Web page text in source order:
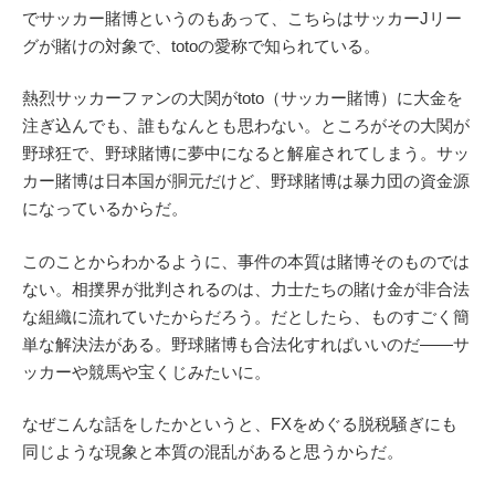
でサッカー賭博というのもあって、こちらはサッカーJリー
グが賭けの対象で、totoの愛称で知られている。
熱烈サッカーファンの大関がtoto（サッカー賭博）に大金を
注ぎ込んでも、誰もなんとも思わない。ところがその大関が
野球狂で、野球賭博に夢中になると解雇されてしまう。サッ
カー賭博は日本国が胴元だけど、野球賭博は暴力団の資金源
になっているからだ。
このことからわかるように、事件の本質は賭博そのものでは
ない。相撲界が批判されるのは、力士たちの賭け金が非合法
な組織に流れていたからだろう。だとしたら、ものすごく簡
単な解決法がある。野球賭博も合法化すればいいのだ――サ
ッカーや競馬や宝くじみたいに。
なぜこんな話をしたかというと、FXをめぐる脱税騒ぎにも
同じような現象と本質の混乱があると思うからだ。